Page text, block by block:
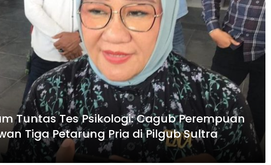
Tuntas Tes Psikologi: Cagub Perempuan
Tiga Petarung Pria di Pilgub Sultra